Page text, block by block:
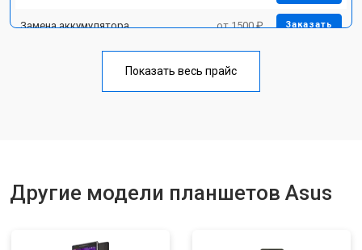
Замена аккумулятора от 1500 ₽ Заказать
Замена материнской платы от 3200 ₽
Показать весь прайс
Другие модели планшетов Asus